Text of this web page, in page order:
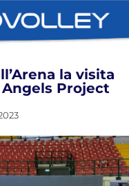
la visita
Project